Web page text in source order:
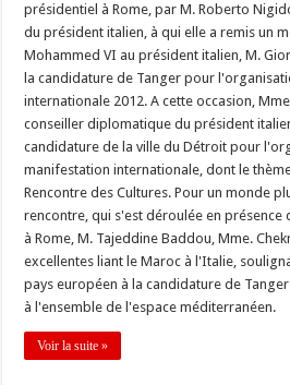
présidentiel à Rome, par M. Roberto
du président italien, à qui elle a remis un
Mohammed VI au président italien, M.
la candidature de Tanger pour
internationale 2012. A cette occasion,
conseiller diplomatique du président
candidature de la ville du Détroit pour
manifestation internationale, dont le
Rencontre des Cultures. Pour un monde
rencontre, qui s'est déroulée en
à Rome, M. Tajeddine Baddou, Mme.
excellentes liant le Maroc à l'Italie,
pays européen à la candidature de
à l'ensemble de l'espace méditerranéen.
Voir la suite »